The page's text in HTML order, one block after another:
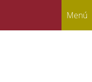
Menú